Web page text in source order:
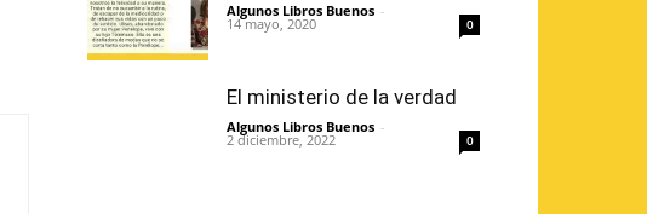
Algunos Libros Buenos -
14 mayo, 2020 0
El ministerio de la verdad
Algunos Libros Buenos -
2 diciembre, 2022 0